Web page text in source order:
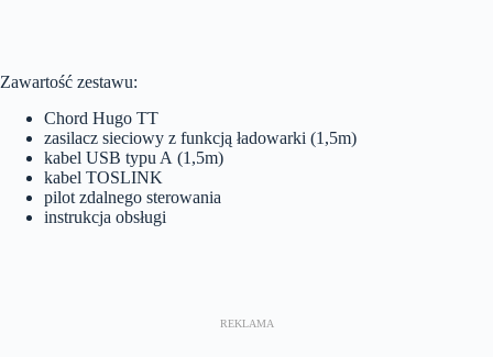
Zawartość zestawu:
Chord Hugo TT
zasilacz sieciowy z funkcją ładowarki (1,5m)
kabel USB typu A (1,5m)
kabel TOSLINK
pilot zdalnego sterowania
instrukcja obsługi